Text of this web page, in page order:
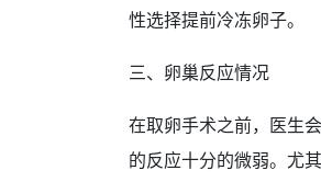
性选择提前冷冻卵子。
三、卵巢反应情况
在取卵手术之前，医生
的反应十分的微弱。尤